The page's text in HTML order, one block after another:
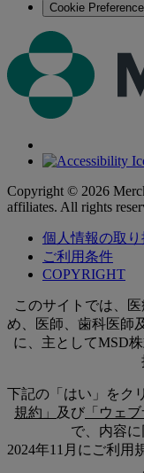
Cookie
Copyright © 2026
affiliates. All rights
個人情報の取
ご利用条件
COPYRIGHT
このサイトでは、
め、医師、歯科医師
に、主としてMSD
下記の「はい」をク
規約」
及び 「ウェ
で、内容に
2024年11月にご利用